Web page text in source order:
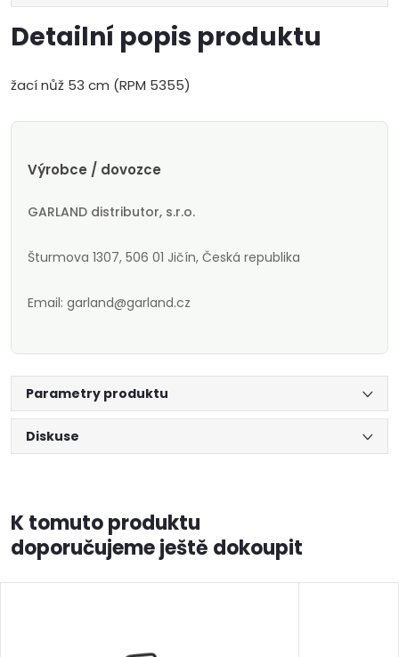
Detailní popis produktu
žací nůž 53 cm (RPM 5355)
Výrobce / dovozce
GARLAND distributor, s.r.o.
Šturmova 1307, 506 01 Jičín, Česká republika
Email: garland@garland.cz
Parametry produktu
Diskuse
K tomuto produktu
doporučujeme ještě dokoupit